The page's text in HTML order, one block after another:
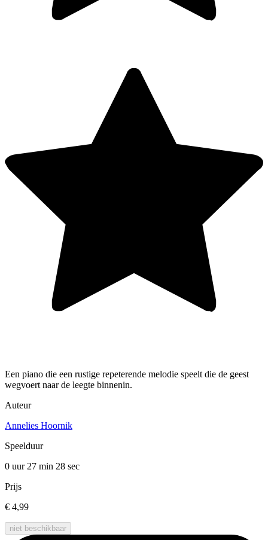
Een piano die een rustige repeterende melodie speelt die de geest
wegvoert naar de leegte binnenin.
Auteur
Annelies Hoornik
Speelduur
0 uur 27 min 28 sec
Prijs
€ 4,99
niet beschikbaar